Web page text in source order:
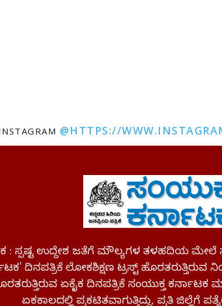
@HTTPS://
: ಸ್ಪಷ್ಟ ಉದ್ದೇಶ ಜತೆಗೆ ಮೌಲ್ಯಗಳ ತಳಹದಿಯ ಮೇಲೆ
ದಿನಪತ್ರಿಕೆ ಲೋಕಶಿಕ್ಷಣ ಟ್ರಸ್ಟ್ ಹೊರತರುತ್ತಿರುವ
ಏಕೈಕ ದಿನಪತ್ರಿಕೆ ಸಂಯುಕ್ತ ಕರ್ನಾಟಕ
ಏಕಕಾಲದಲ್ಲಿ ಪ್ರಕಟಿತವಾಗುತ್ತಿದ್ದು, ಪ್ರತಿ ಜಿಲ್ಲೆಗೆ